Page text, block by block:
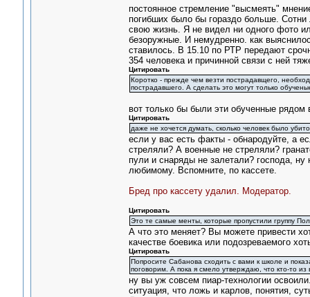
постоянное стремление "высмеять"
погибших было бы гораздо больше.
свою жизнь. Я не видел ни одного фото
безоружные. И немудренно. как
ставилось. В 15.10 по РТР передают
354 человека и причинной связи с ней
Цитировать
Коротко - прежде чем везти пострадавщего,
пострадавшего. А сделать это могут только
вот только бы были эти обученные рядом
Цитировать
даже не хочется думать, сколько человек было
если у вас есть факты - обнародуйте, а
стреляли? А военные не стреляли?
пули и снаряды не залетали? господа,
любимому. Вспомните, по кассете.
Бред про кассету удалил. Модератор.
Цитировать
Это те самые менты, которые пропустили группу
А что это меняет? Вы можете привести
качестве боевика или подозреваемого
Цитировать
Попросите Сабанова сходить с вами к школе и
поговорим. А пока я смело утверждаю, что кто-то из
ну вы уж совсем пиар-технологии
ситуация, что ложь и карлов, понятия,